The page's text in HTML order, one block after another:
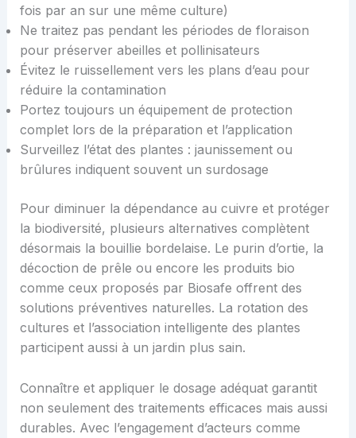
fois par an sur une même culture)
Ne traitez pas pendant les périodes de floraison
pour préserver abeilles et pollinisateurs
Évitez le ruissellement vers les plans d’eau pour
réduire la contamination
Portez toujours un équipement de protection
complet lors de la préparation et l’application
Surveillez l’état des plantes : jaunissement ou
brûlures indiquent souvent un surdosage
Pour diminuer la dépendance au cuivre et protéger
la biodiversité, plusieurs alternatives complètent
désormais la bouillie bordelaise. Le purin d’ortie, la
décoction de prêle ou encore les produits bio
comme ceux proposés par Biosafe offrent des
solutions préventives naturelles. La rotation des
cultures et l’association intelligente des plantes
participent aussi à un jardin plus sain.
Connaître et appliquer le dosage adéquat garantit
non seulement des traitements efficaces mais aussi
durables. Avec l’engagement d’acteurs comme